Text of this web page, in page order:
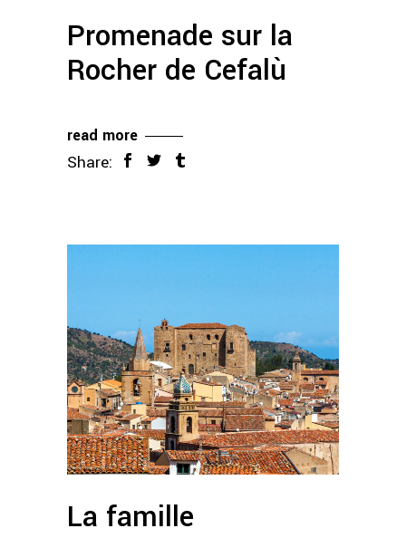
Promenade sur la
Rocher de Cefalù
read more
Share:
La famille